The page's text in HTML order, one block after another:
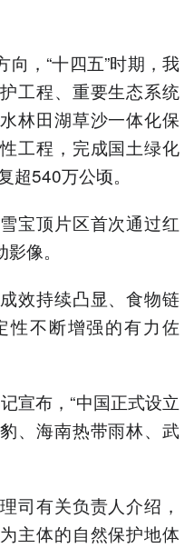
，“十四五”时期，我
工程、重要生态系统
林田湖草沙一体化保
工程，完成国土绿化
超540万公顷。
宝顶片区首次通过红
像。
效持续凸显、食物链
性不断增强的有力佐
宣布，“中国正式设立
、海南热带雨林、武
司有关负责人介绍，
主体的自然保护地体